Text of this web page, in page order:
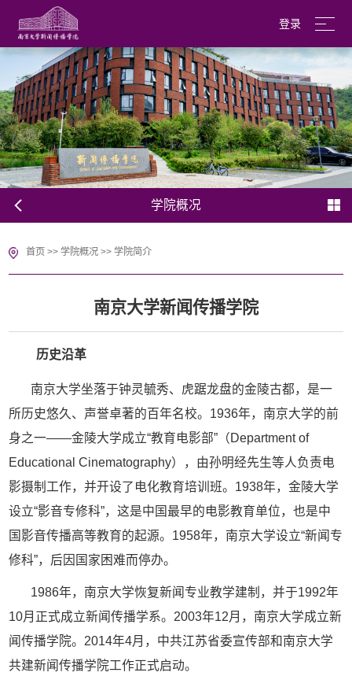
登录
English
学院概况
首页 >>学院概况 >>学院简介
南京大学新闻传播学院
历史沿革
南京大学坐落于钟灵毓秀、虎踞龙盘的金陵古都，是一
所历史悠久、声誉卓著的百年名校。 1936年， 南京大学的前
身之一——金陵大学成立“教育电影部”（Department of
Educational Cinematography）， 由孙明经先生等人负责电
影摄制工作，并开设了电化教育培训班。 1938年，金陵大学
设立“影音专修科”，这是中国最早的电影教育单位，也是中
国影音传播高等教育的起源。1958年，南京大学设立“新闻专
修科”，后因国家困难而停办。
1986年，南京大学恢复新闻专业教学建制，并于1992年
10月正式成立新闻传播学系。 2003年12月，南京大学成立新
闻传播学院。2014年4月，中共江苏省委宣传部和南京大学
共建新闻传播学院工作正式启动。